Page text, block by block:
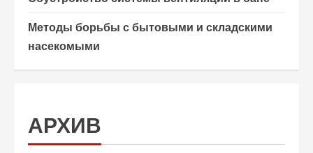
Методы борьбы с бытовыми и складскими
насекомыми
АРХИВ